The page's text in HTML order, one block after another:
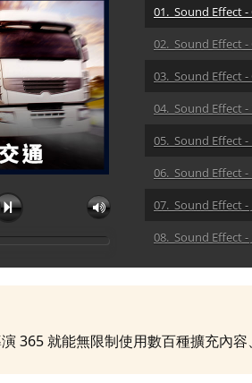
01. Sound Effect -
02. Sound Effect -
03. Sound Effect
04. Sound Effect -
05. Sound Effect
06. Sound Effect
07. Sound Effect
08. Sound Effect
09. Sound Effect -
11. Sound Effect
365 就能無限制使用數百種擴充內